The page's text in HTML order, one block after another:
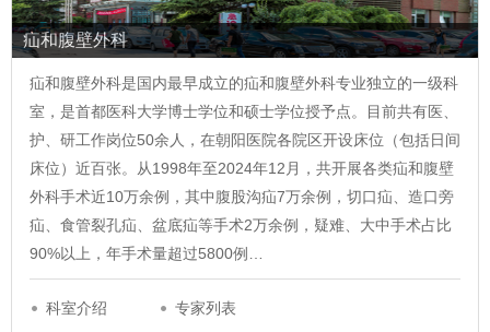
疝和腹壁外科
疝和腹壁外科是国内最早成立的疝和腹壁外科专业独立的一级科
室，是首都医科大学博士学位和硕士学位授予点。目前共有医、
护、研工作岗位50余人，在朝阳医院各院区开设床位（包括日间
床位）近百张。从1998年至2024年12月，共开展各类疝和腹壁
外科手术近10万余例，其中腹股沟疝7万余例，切口疝、造口旁
疝、食管裂孔疝、盆底疝等手术2万余例，疑难、大中手术占比
90%以上，年手术量超过5800例…
科室介绍 专家列表